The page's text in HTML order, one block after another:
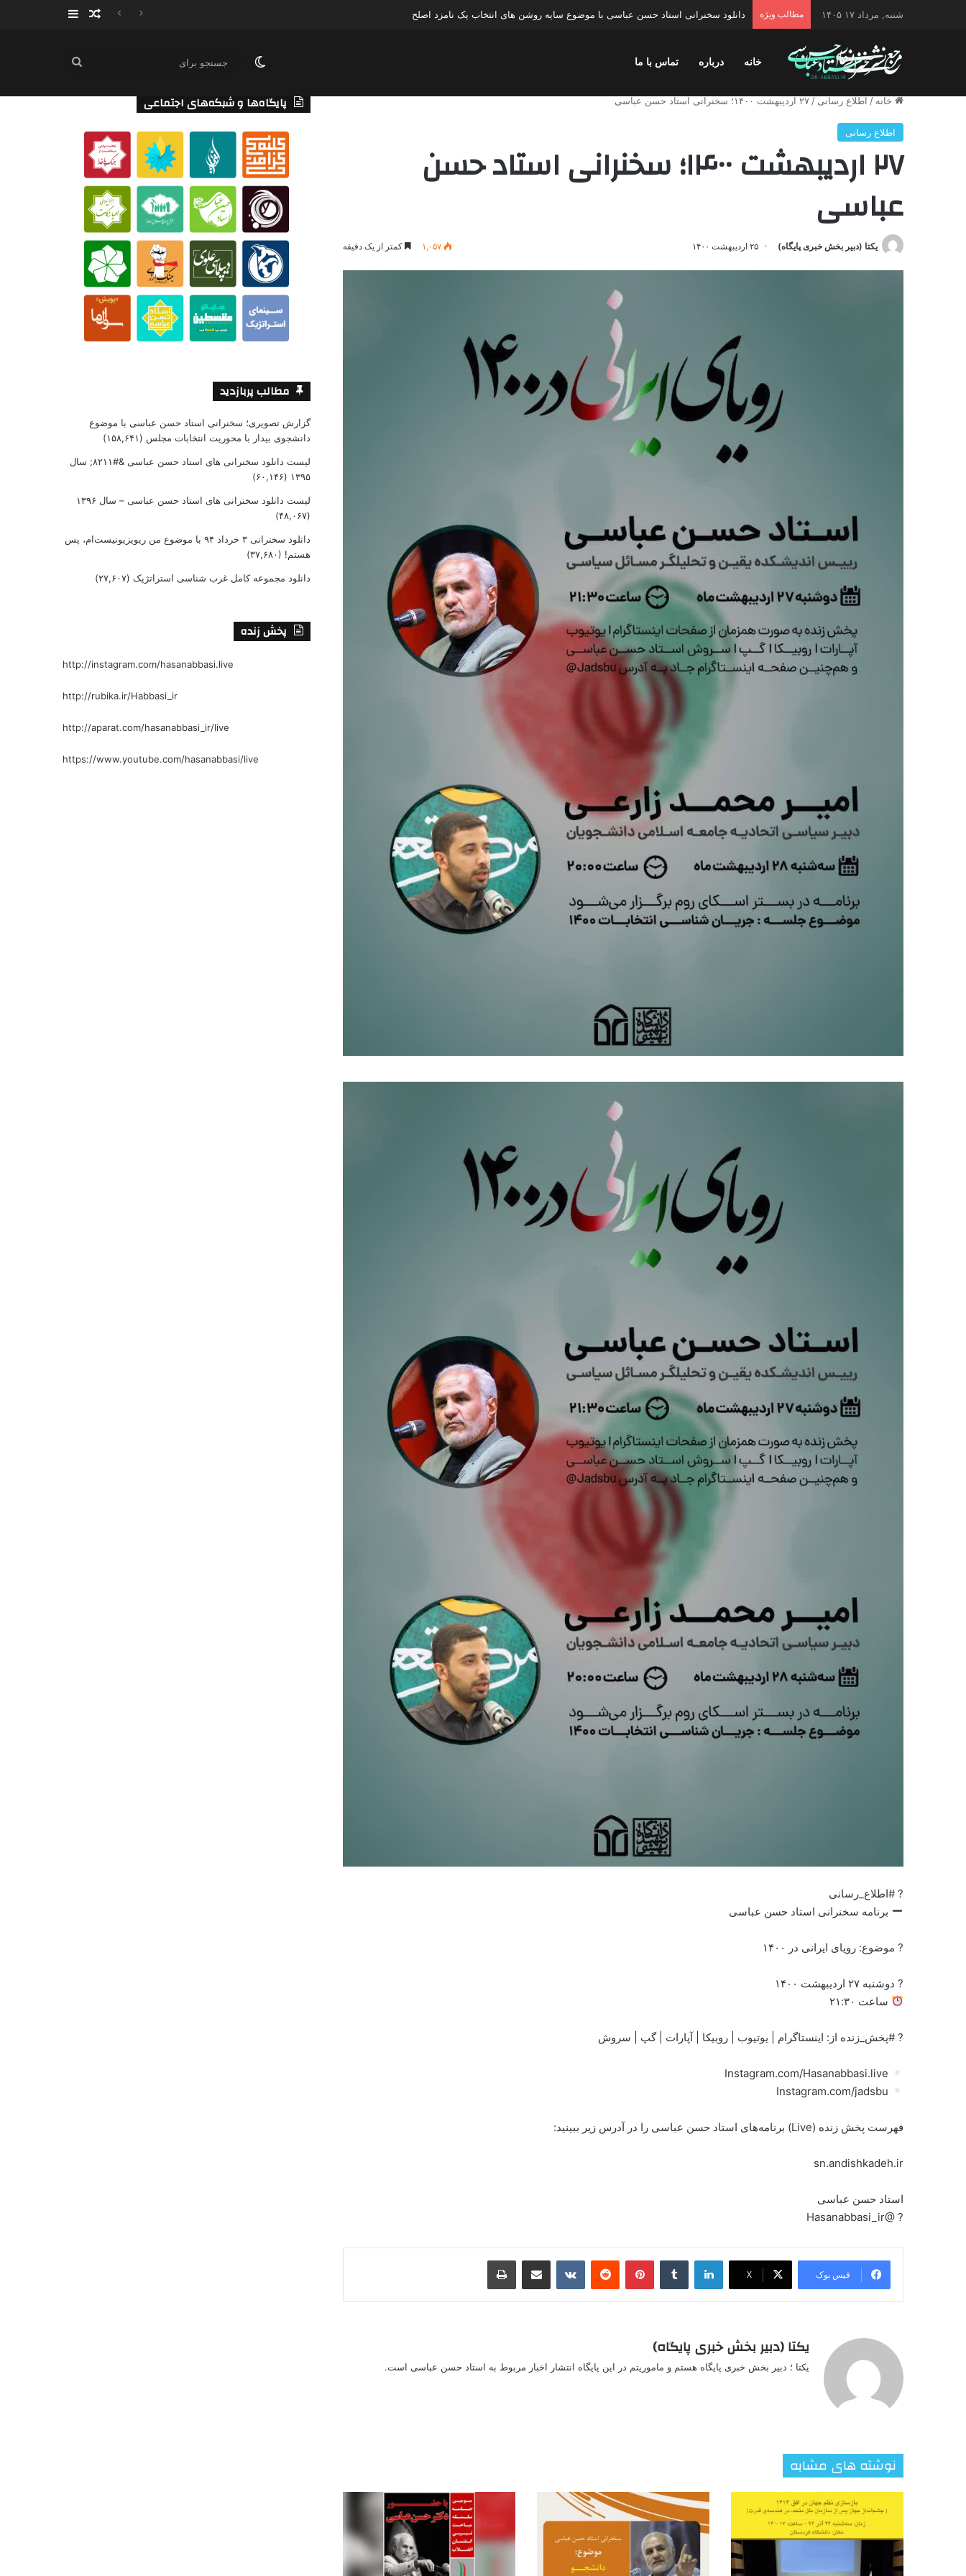
شنبه, مرداد ۱۷ ۱۴۰۵ مطالب ویژه دانلود سخنرانی استاد حسن عباسی با موضوع چهار انتخاب ۱۴۰۰ نوشته تصادفی
سایدبار
خانه درباره تماس با ما تغییر پوسته
جستجو
خانه / اطلاع رسانی / ۲۷ اردیبهشت ۱۴۰۰؛ سخنرانی استاد حسن عباسی
اطلاع رسانی
۲۷ اردیبهشت ۱۴۰۰؛ سخنرانی استاد حسن
عباسی
یکتا (دبیر بخش خبری پایگاه) ۲۵ اردیبهشت ۱۴۰۰ ۱,۰۵۷ کمتر از یک دقیقه
? #اطلاع_رسانی
برنامه سخنرانی استاد حسن عباسی
? موضوع: رویای ایرانی در ۱۴۰۰
? دوشنبه ۲۷ اردیبهشت ۱۴۰۰
ساعت ۲۱:۳۰
? #پخش_زنده از: اینستاگرام | یوتیوب | روبیکا | آپارات | گپ | سروش
فهرست پخش زنده (Live) برنامه‌های استاد حسن عباسی را در آدرس زیر ببینید:
sn.andishkadeh.ir
استاد حسن عباسی
? @Hasanabbasi_ir
فیس بوک X
لینکدین ‫تامبلر ‫پین‌ترست‫رددیت ‫VKontakteاشتراک گذاری از طریق ایمیل چاپ
یکتا (دبیر بخش خبری پایگاه)
یکتا ؛ دبیر بخش خبری پایگاه هستم و ماموریتم در این پایگاه انتشار اخبار مربوط به استاد حسن عباسی است.
نوشته های مشابه
پایگاه‌ها و شبکه‌های اجتماعی
مطالب پربازدید
گزارش تصویری؛ سخنرانی استاد حسن عباسی با موضوع
دانشجوی بیدار با محوریت انتخابات مجلس (۱۵۸,۶۴۱)
لیست دانلود سخنرانی های استاد حسن عباسی &#۸۲۱۱; سال
۱۳۹۵ (۶۰,۱۴۶)
لیست دانلود سخنرانی های استاد حسن عباسی – سال ۱۳۹۶
(۴۸,۰۶۷)
دانلود سخنرانی ۳ خرداد ۹۴ با موضوع من ریویزیونیست‌ام، پس
هستم! (۳۷,۶۸۰)
دانلود مجموعه کامل غرب شناسی استراتژیک (۲۷,۶۰۷)
پخش زنده
http://instagram.com/hasanabbasi.live
http://rubika.ir/Habbasi_ir
http://aparat.com/hasanabbasi_ir/live
https://www.youtube.com/hasanabbasi/live